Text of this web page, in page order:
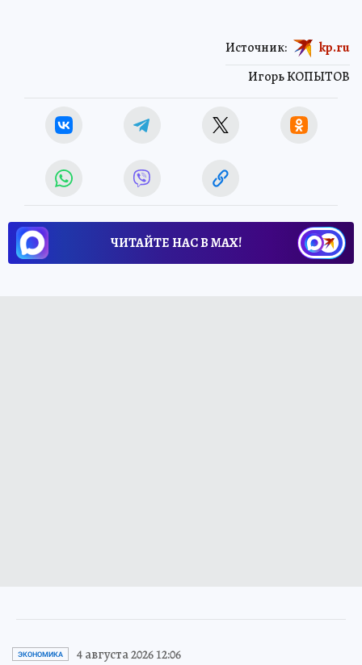
Игорь КОПЫТОВ
Источник: kp.ru
ЧИТАЙТЕ НАС В МАХ!
ЭКОНОМИКА 4 августа 2026 12:06